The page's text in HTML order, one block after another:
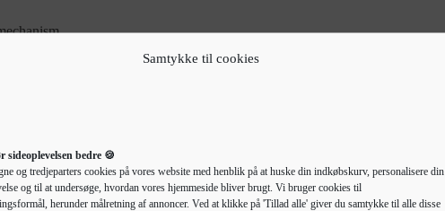
Samtykke til cookies
sideoplevelsen bedre 🍪
og tredjeparters cookies på vores website med henblik på at huske din indkøbskurv, personalisere din
og til at undersøge, hvordan vores hjemmeside bliver brugt. Vi bruger cookies til
herunder målretning af annoncer. Ved at klikke på 'Tillad alle' giver du samtykke til alle disse